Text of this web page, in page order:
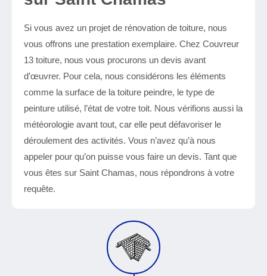
Si vous avez un projet de rénovation de toiture, nous
vous offrons une prestation exemplaire. Chez Couvreur
13 toiture, nous vous procurons un devis avant
d’œuvrer. Pour cela, nous considérons les éléments
comme la surface de la toiture peindre, le type de
peinture utilisé, l’état de votre toit. Nous vérifions aussi la
météorologie avant tout, car elle peut défavoriser le
déroulement des activités. Vous n’avez qu’à nous
appeler pour qu’on puisse vous faire un devis. Tant que
vous êtes sur Saint Chamas, nous répondrons à votre
requête.